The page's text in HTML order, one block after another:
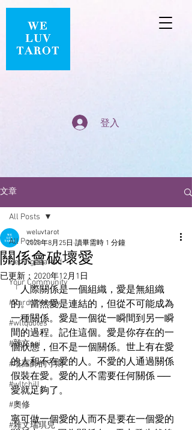
登入
文章
All Posts
Getting Started
Your Community
#Cardoftheday
#wltquotes
#雜文sai
#塔羅師的守則
#wltchill
#奧修
#雜文瑞琪兒
All Posts
關係會破壞愛
weluvtarot
2020年8月25日 讀畢需時 1 分鐘
已更新： 2020年12月1日
「人際關係是一個組織，愛是無組織
的。當然愛是連結的，但從不可能成為
一種關係。愛是一個從一瞬間到另一瞬
間的過程。記住這個。愛是你存在的一
個狀態，但不是一個關係。世上有在愛
的人和不在愛的人。不愛的人通過關係
假裝在愛。愛的人不需要任何關係 ──
愛就足夠了。
寧可做一個愛的人而不是要在一個愛的